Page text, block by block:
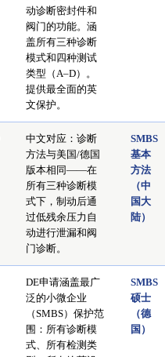
动诊断密封件和
阀门的功能。涵
盖所有三种诊断
模式和四种测试
类型（A–D）。
提供最全面的英
文保护。
中文对应：诊断
方法与美国/德国
版本相同——在
所有三种诊断模
式下，制动后通
过低残余压力自
动进行泄漏和阀
门诊断。
SMBS
基本
方法
（中
国大
陆）
DE申请涵盖最广
泛的小微企业
（SMBS）保护范
围：所有诊断模
式、所有检测类
SMBS
硕士
（德
国）